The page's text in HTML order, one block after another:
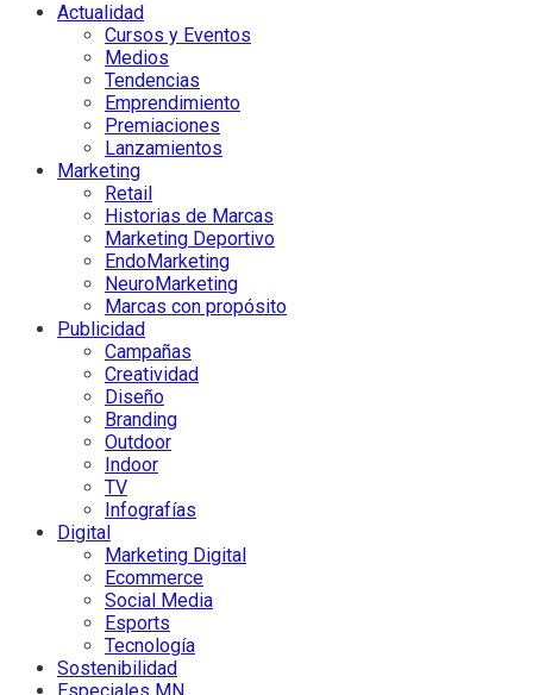
Actualidad
Cursos y Eventos
Medios
Tendencias
Emprendimiento
Premiaciones
Lanzamientos
Marketing
Retail
Historias de Marcas
Marketing Deportivo
EndoMarketing
NeuroMarketing
Marcas con propósito
Publicidad
Campañas
Creatividad
Diseño
Branding
Outdoor
Indoor
TV
Infografías
Digital
Marketing Digital
Ecommerce
Social Media
Esports
Tecnología
Sostenibilidad